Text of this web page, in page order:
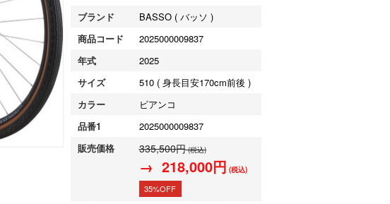
ブランド
BASSO ( バッソ )
商品コード
2025000009837
年式
2025
サイズ
510 ( 身長目安170cm前後 )
カラー
ビアンコ
品番1
2025000009837
販売価格
335,500円(税込)
→ 218,000円 (税込)
35%OFF